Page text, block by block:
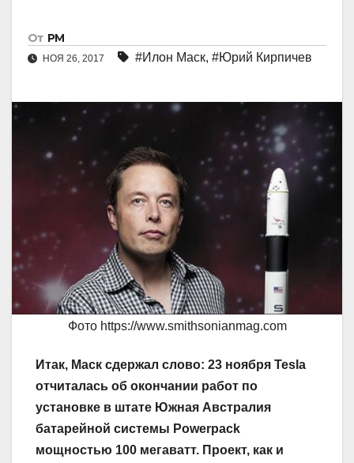
От РМ
НОЯ 26, 2017 #Илон Маск, #Юрий Кирпичев
Фото https://www.smithsonianmag.com
Итак, Маск сдержал слово: 23 ноября Tesla
отчиталась об окончании работ по
установке в штате Южная Австралия
батарейной системы Powerpack
мощностью 100 мегаватт. Проект, как и